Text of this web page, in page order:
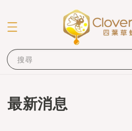
搜尋
最新消息